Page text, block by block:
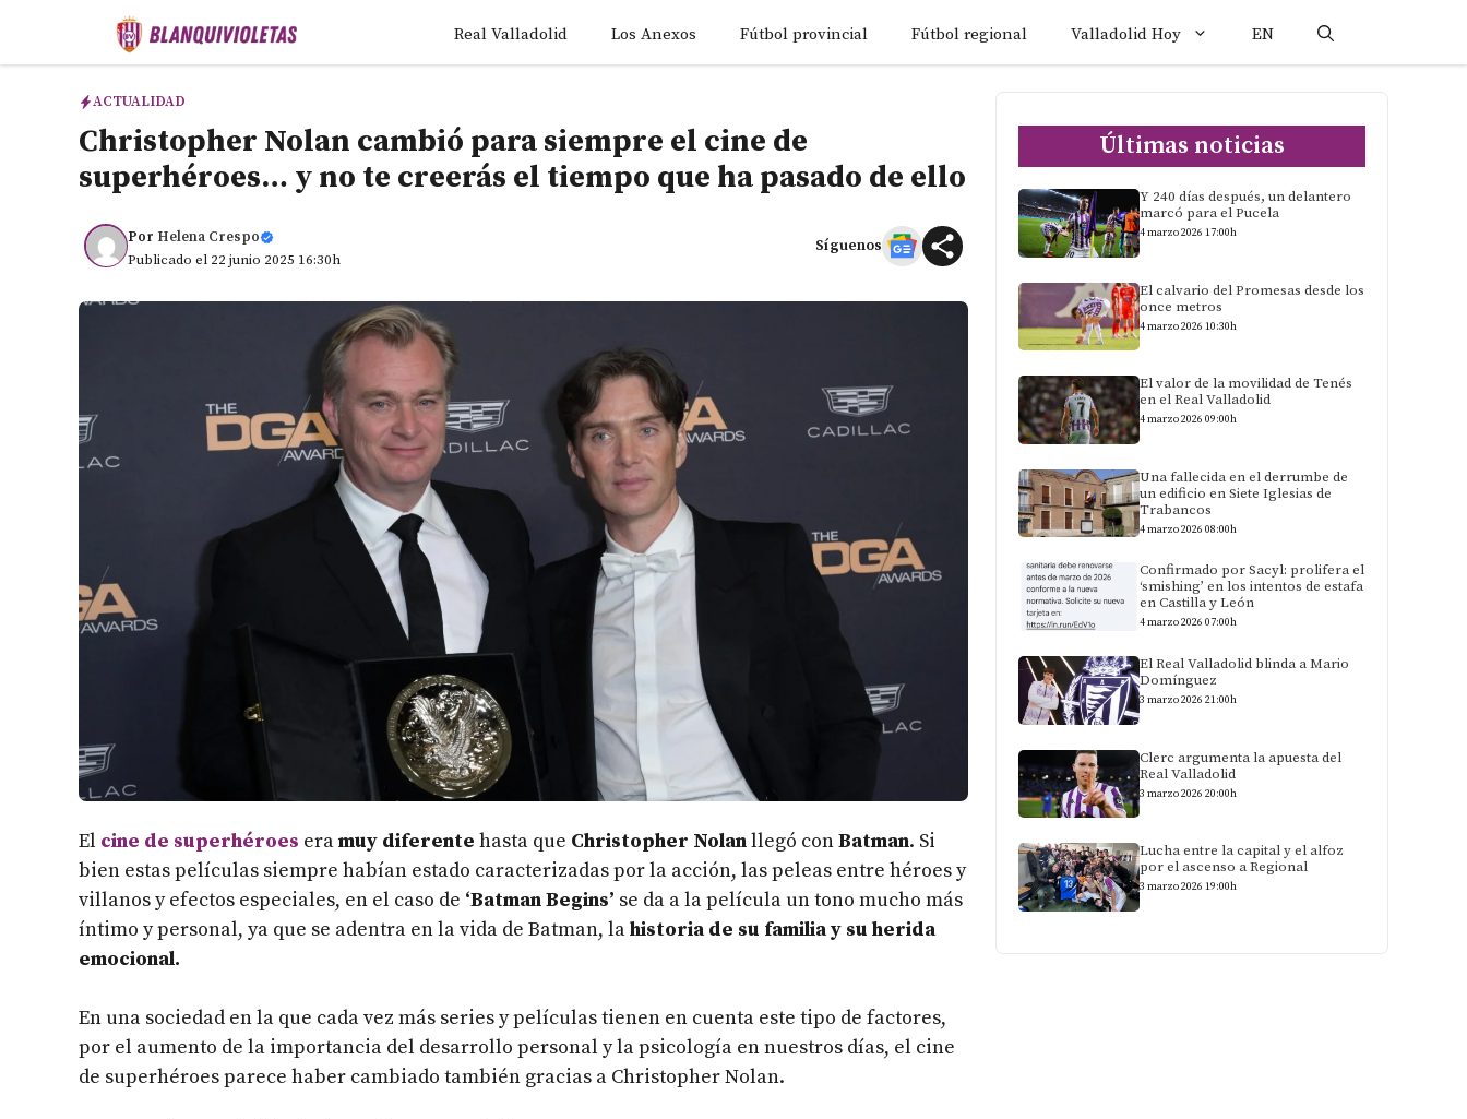
Real Valladolid Los Anexos Fútbol provincial Fútbol regional Valladolid Hoy EN
ACTUALIDAD
Christopher Nolan cambió para siempre el cine de
superhéroes… y no te creerás el tiempo que ha pasado de ello
Por Helena Crespo
Publicado el 22 junio 2025 16:30h
Síguenos
El cine de superhéroes eramuy diferente hasta que Christopher Nolanllegó conBatman. Si
bien estas películas siempre habían estado caracterizadas por la acción, las peleas entre héroes y
villanos y efectos especiales, en el caso de ‘Batman Begins’ se da a la película un tono mucho más
íntimo y personal, ya que se adentra en la vida de Batman, lahistoria de su familia y su herida
emocional.
En una sociedad en la que cada vez más series y películas tienen en cuenta este tipo de factores,
por el aumento de la importancia del desarrollo personal y la psicología en nuestros días, el cine
de superhéroes parece haber cambiado también gracias a Christopher Nolan.
Últimas noticias
Y 240 días después, un delantero
marcó para el Pucela
4 marzo 2026 17:00h
El calvario del Promesas desde los
once metros
4 marzo 2026 10:30h
El valor de la movilidad de Tenés
en el Real Valladolid
4 marzo 2026 09:00h
Una fallecida en el derrumbe de
un edificio en Siete Iglesias de
Trabancos
4 marzo 2026 08:00h
Confirmado por Sacyl: prolifera el
‘smishing’ en los intentos de estafa
en Castilla y León
4 marzo 2026 07:00h
El Real Valladolid blinda a Mario
Domínguez
3 marzo 2026 21:00h
Clerc argumenta la apuesta del
Real Valladolid
3 marzo 2026 20:00h
Lucha entre la capital y el alfoz
por el ascenso a Regional
3 marzo 2026 19:00h